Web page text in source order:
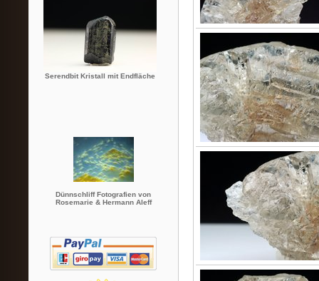
Serendbit Kristall mit Endfläche
Dünnschliff Fotografien von
Rosemarie & Hermann Aleff